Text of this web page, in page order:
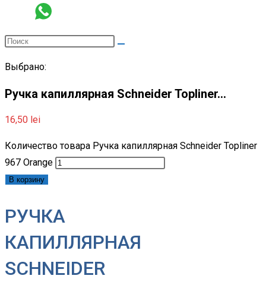
Выбрано:
Ручка капиллярная Schneider Topliner…
16,50 lei
Количество товара Ручка капиллярная Schneider Topliner
967 Orange
В корзину
РУЧКА
КАПИЛЛЯРНАЯ
SCHNEIDER